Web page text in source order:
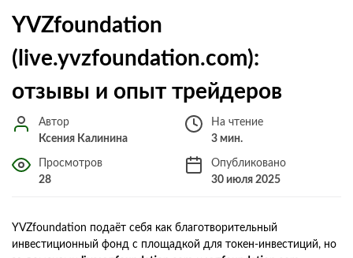
YVZfoundation
(live.yvzfoundation.com):
отзывы и опыт трейдеров
Автор
Ксения Калинина
На чтение
3 мин.
Просмотров
28
Опубликовано
30 июля 2025
YVZfoundation подаёт себя как благотворительный
инвестиционный фонд с площадкой для токен‑инвестиций, но